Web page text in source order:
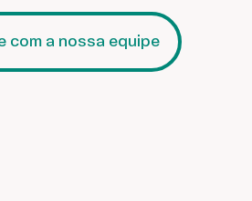
com a nossa equipe